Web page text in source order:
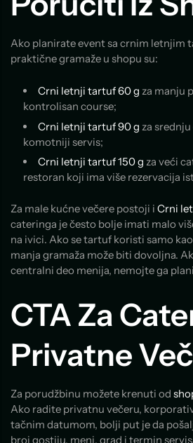
Ako planirate event sa crnim letnjim
praktične gramaže u shopu su:
Crni letnji tartuf 60 g za manju
kontrolisan course;
Crni letnji tartuf 90 g za
komotniji servis;
Crni letnji tartuf 150 g za veći
restoran koji ima više rezervacija
Za male kućne večere postoji i Crni
cateringa je često bolje imati malo
na ivici. Ako se tartuf koristi samo
manja gramaža može biti dovoljna.
centralni deo menija, nemojte ga
CTA Za
Privatne
Za porudžbinu možete krenuti od
Ako radite privatnu večeru,
tačnim datumom, bolji put je da
broj gostiju, meni, grad i termin